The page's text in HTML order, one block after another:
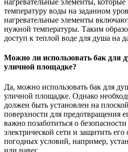
нагревательные элементы,
температуру воды на заданном
нагревательные элементы
нужной температуры. Таким
доступ к теплой воде для душа на
Можно ли использовать бак для
уличной площадке?
Да, можно использовать бак для
уличной площадке. Однако
должен быть установлен на
поверхности для предотвращения
важно позаботиться о
электрической сети и защитить
погодных условий, например,
или навес.